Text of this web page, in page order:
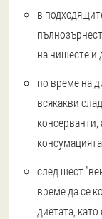
в
на нишесте и
по време на
всякакви
след шест
време да се
диетата,